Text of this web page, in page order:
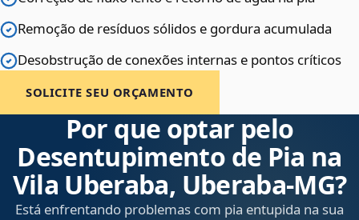
Remoção de resíduos sólidos e gordura acumulada
Desobstrução de conexões internas e pontos críticos
SOLICITE SEU ORÇAMENTO
Por que optar pelo
Desentupimento de Pia na
Vila Uberaba, Uberaba‑MG?
Está enfrentando problemas com pia entupida na sua